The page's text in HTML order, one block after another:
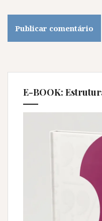
E-BOOK: